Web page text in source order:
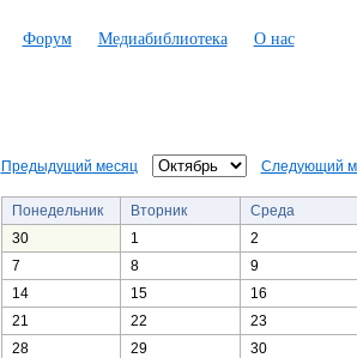
Форум Медиабиблиотека О нас
Предыдущий месяц Следующий
Понедельник Вторник Среда
30
1 2
7
8 9
14
15 16
21
22 23
28
29 30